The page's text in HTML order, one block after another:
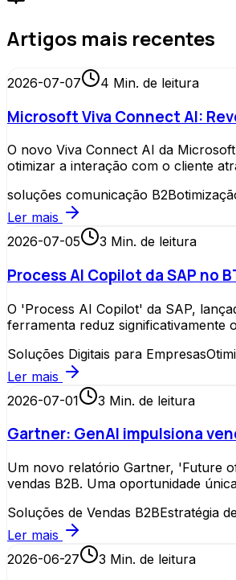
Artigos mais recentes
2026-07-07 4 Min. de leitura
Microsoft Viva Connect AI:
O novo Viva Connect AI da
otimizar a interação com o cliente
soluções comunicação B2B
Ler mais
2026-07-05
3 Min. de leitura
Process AI Copilot da SAP no
O 'Process AI Copilot' da SAP,
ferramenta reduz significativamente
Soluções Digitais para Empresas
Ler mais
2026-07-01
3 Min. de leitura
Gartner: GenAI impulsiona
Um novo relatório Gartner, 'Future
vendas B2B. Uma oportunidade
Soluções de Vendas B2BEstratégia
Ler mais
2026-06-27
3 Min. de leitura